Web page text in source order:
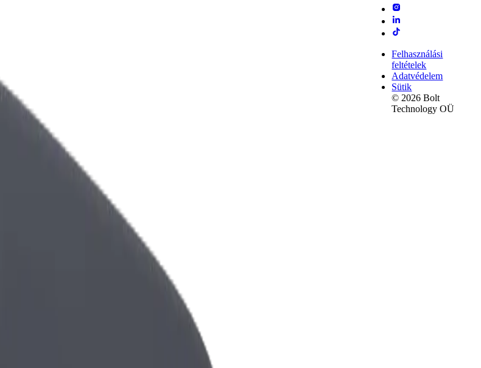
Felhasználási
feltételek
Adatvédelem
Sütik
© 2026 Bolt
Technology OÜ